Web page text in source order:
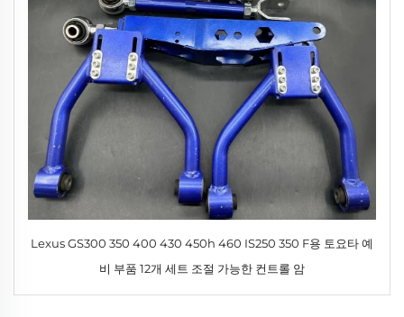
Lexus GS300 350 400 430 450h 460 IS250 350 F용 토요타 예
비 부품 12개 세트 조절 가능한 컨트롤 암